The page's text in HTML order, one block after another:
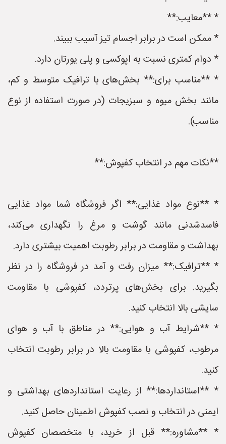
* **معایب:**
* ممکن است در برابر اجسام تیز آسیب ببیند.
* دوام کمتری نسبت به اپوکسی و پلی یورتان دارد.
* **مناسب برای:** بخش‌های با ترافیک متوسط و کم،
مانند بخش میوه و سبزیجات (در صورت استفاده از نوع
مناسب).
**نکات مهم در انتخاب کفپوش:**
* **نوع مواد غذایی:** اگر فروشگاه شما مواد غذایی
فاسدشدنی مانند گوشت و مرغ را نگهداری می‌کند،
بهداشت و مقاومت در برابر رطوبت اهمیت بیشتری دارد.
* **ترافیک:** میزان رفت و آمد در فروشگاه را در نظر
بگیرید. برای بخش‌های پرتردد، کفپوشی با مقاومت
سایشی بالا انتخاب کنید.
* **شرایط آب و هوایی:** در مناطق با آب و هوای
مرطوب، کفپوشی با مقاومت بالا در برابر رطوبت انتخاب
کنید.
* **استانداردها:** از رعایت استانداردهای بهداشتی و
ایمنی در انتخاب و نصب کفپوش اطمینان حاصل کنید.
* **مشاوره:** قبل از خرید، با متخصصان کفپوش